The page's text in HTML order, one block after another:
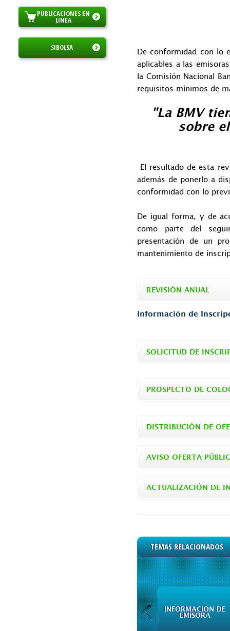
PUBLICACIONES EN
LINEA
SIBOLSA
De conformidad con lo
aplicables a las
la Comisión Nacional
requisitos mínimos de
"La BMV
sobre
El resultado de esta
además de ponerlo a
conformidad con lo
De igual forma, y de
como parte del
presentación de un
mantenimiento de
REVISIÓN ANUAL
Información de
SOLICITUD DE
PROSPECTO DE
DISTRIBUCIÓN DE
AVISO OFERTA
ACTUALIZACIÓN DE
TEMAS RELACIONADOS
INFORMACIÓN DE
INFORMACIÓN DE
EMISORA